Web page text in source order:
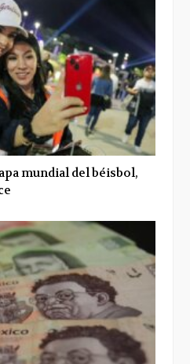
mundial del béisbol,